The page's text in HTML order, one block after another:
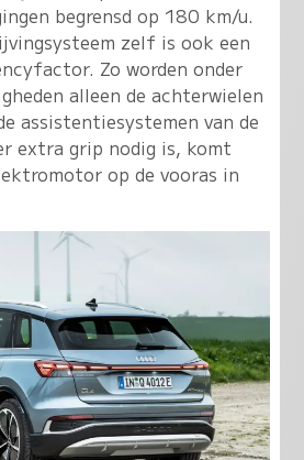
begrensd op 180 km/u.
zelf is ook een
Zo worden onder
alleen de achterwielen
assistentiesystemen van de
extra grip nodig is, komt
op de vooras in